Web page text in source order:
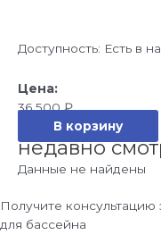
Доступность: Есть в
36 500₽
В корзину
недавно
Данные не найдены
Получите
для бассейна